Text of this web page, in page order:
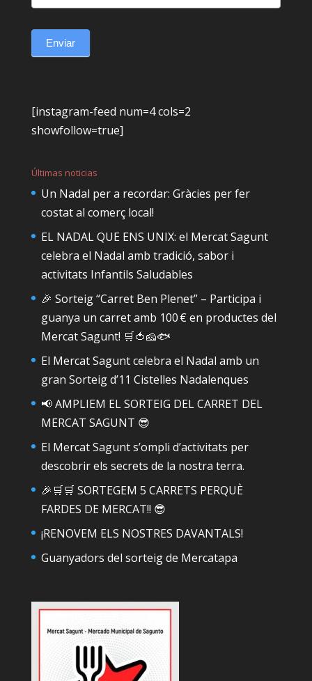
Enviar
[instagram-feed num=4 cols=2
showfollow=true]
Últimas noticias
Un Nadal per a recordar: Gràcies per fer
costat al comerç local!
EL NADAL QUE ENS UNIX: el Mercat Sagunt
celebra el Nadal amb tradició, sabor i
activitats Infantils Saludables
🎉 Sorteig “Carret Ben Plenet” – Participa i
guanya un carret amb 100 € en productes del
Mercat Sagunt! 🛒🍅🧀🐟
El Mercat Sagunt celebra el Nadal amb un
gran Sorteig d’11 Cistelles Nadalenques
📢 AMPLIEM EL SORTEIG DEL CARRET DEL
MERCAT SAGUNT 😎
El Mercat Sagunt s’ompli d’activitats per
descobrir els secrets de la nostra terra.
🎉🛒🛒 SORTEGEM 5 CARRETS PERQUÈ
FARDES DE MERCAT!! 😎
¡RENOVEM ELS NOSTRES DAVANTALS!
Guanyadors del sorteig de Mercatapa